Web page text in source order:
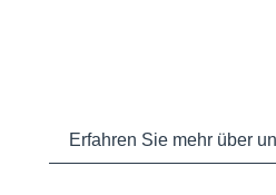
Erfahren Sie mehr über